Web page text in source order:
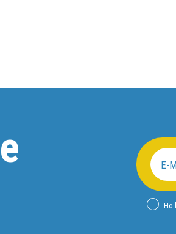
E-
Ho